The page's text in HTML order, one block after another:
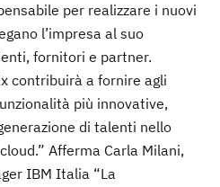
per realizzare i nuovi
l’impresa al suo
fornitori e partner.
contribuirà a fornire agli
più innovative,
di talenti nello
Afferma Carla Milani,
IBM Italia “La